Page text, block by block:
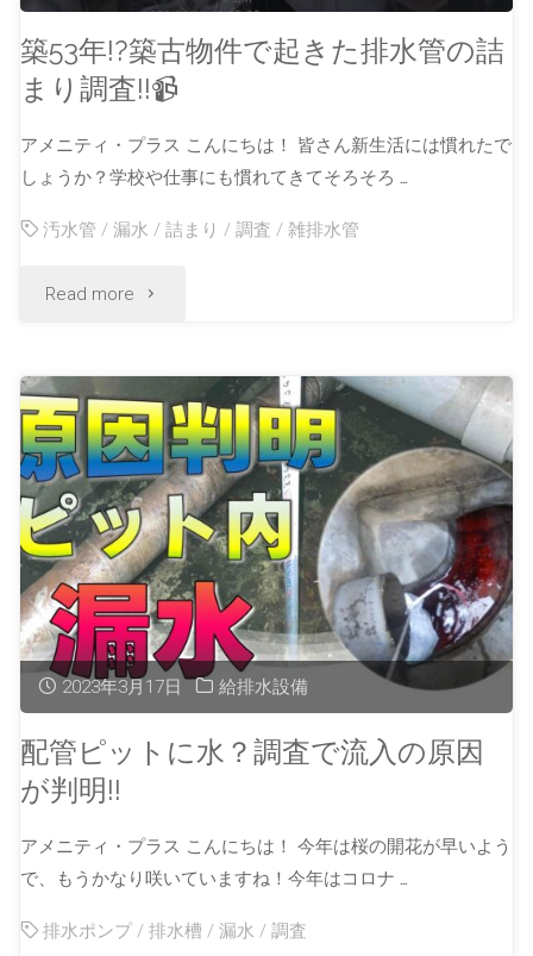
築53年!?築古物件で起きた排水管の詰
まり調査!!📹
アメニティ・プラス こんにちは！ 皆さん新生活には慣れたで
しょうか？学校や仕事にも慣れてきてそろそろ …
汚水管 /漏水 /詰まり /調査 /雑排水管
Read more
2023年3月17日 給排水設備
配管ピットに水？調査で流入の原因
が判明!!
アメニティ・プラス こんにちは！ 今年は桜の開花が早いよう
で、もうかなり咲いていますね！今年はコロナ …
排水ポンプ /排水槽 /漏水 /調査